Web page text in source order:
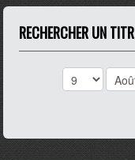
RECHERCHER UN